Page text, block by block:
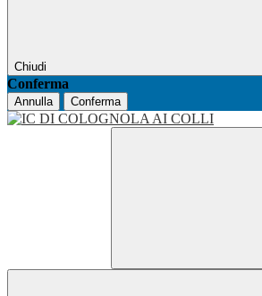
Chiudi
Conferma
Annulla Conferma